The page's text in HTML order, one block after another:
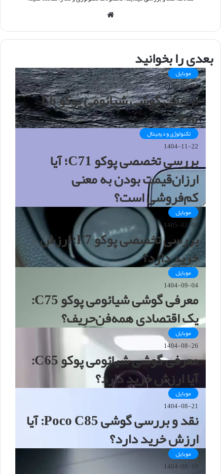
س
ت
بعدی را بخوانید
موبایل
1405-02-04
بررسی گوشی شیائومی پوکو F6
Pro
تکنولوژی و دیجیتال
1404-11-22
بررسی تخصصی پوکو C71؛ آیا
ارزان‌قیمت بودن به معنی
کم‌فروشی است؟
موبایل
1405-02-04
بررسی تخصصی پوکو F7؛ ارزش
خرید دارد؟
موبایل
1404-09-04
معرفی گوشی شیائومی پوکو C75:
یک اقتصادی همه‌فن‌حریف؟
موبایل
1404-08-26
معرفی گوشی شیائومی پوکو C65:
آیا ارزش خرید دارد؟
موبایل
1404-08-21
نقد و بررسی گوشی Poco C85: آیا
ارزش خرید دارد؟
موبایل
1404-08-19